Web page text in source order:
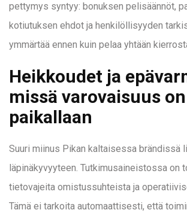
pettymys syntyy: bonuksen pelisäännöt,
kotiutuksen ehdot ja henkilöllisyyden
ymmärtää ennen kuin pelaa yhtään
Heikkoudet ja
missä varovaisuus on
paikallaan
Suuri miinus Pikan kaltaisessa brändissä
läpinäkyvyyteen. Tutkimusaineistossa on
tietovajeita omistussuhteista ja
Tämä ei tarkoita automaattisesti, että